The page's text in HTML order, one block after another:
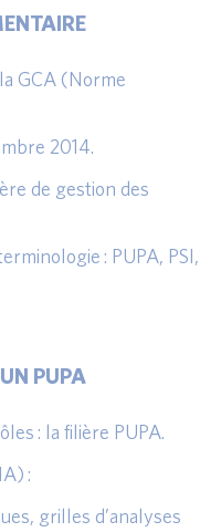
GCA (Norme
2014.
de gestion des
: PUPA, PSI,
PUPA
: la filière PUPA.
:
grilles d’analyses